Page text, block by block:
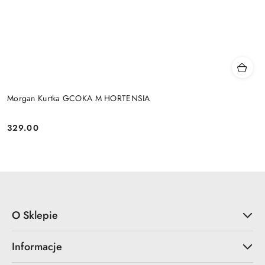
Morgan Kurtka GCOKA M HORTENSIA
Cena:
329.00
O Sklepie
Informacje